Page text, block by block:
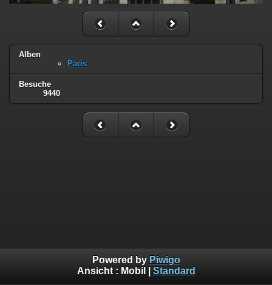
Alben
Paris
Besuche
9440
Powered by Piwigo
Ansicht : Mobil Standard